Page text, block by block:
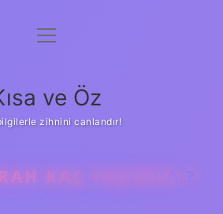
Anasayfa
Yasal Uyarı
menüyü
ve Öz
zihnini canlandır!
KAÇ YAŞINDA ?